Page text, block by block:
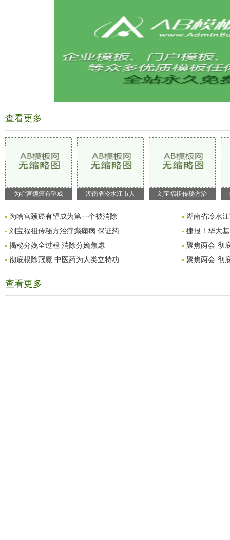
查看更多
为啥宫颈癌有望成 湖南省冷水江市人 刘宝福祖传秘方治
为啥宫颈癌有望成为第一个被消除
湖南省冷水
刘宝福祖传秘方治疗癫痫病 保证药
捷报！华大
揭秘分娩全过程 消除分娩焦虑 ——
聚焦两会-彻
彻底根除冠魔 中医药为人类立特功
聚焦两会-彻
查看更多